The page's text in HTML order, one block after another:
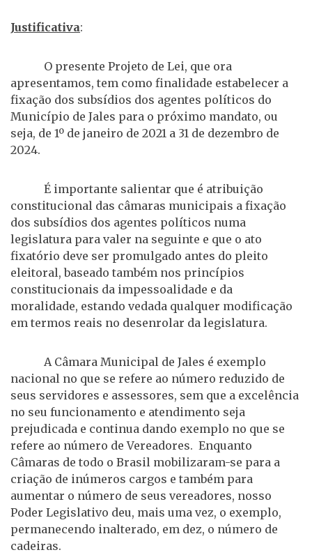
Justificativa:
O presente Projeto de Lei, que ora
apresentamos, tem como finalidade estabelecer a
fixação dos subsídios dos agentes políticos do
Município de Jales para o próximo mandato, ou
seja, de 1º de janeiro de 2021 a 31 de dezembro de
2024.
É importante salientar que é atribuição
constitucional das câmaras municipais a fixação
dos subsídios dos agentes políticos numa
legislatura para valer na seguinte e que o ato
fixatório deve ser promulgado antes do pleito
eleitoral, baseado também nos princípios
constitucionais da impessoalidade e da
moralidade, estando vedada qualquer modificação
em termos reais no desenrolar da legislatura.
A Câmara Municipal de Jales é exemplo
nacional no que se refere ao número reduzido de
seus servidores e assessores, sem que a excelência
no seu funcionamento e atendimento seja
prejudicada e continua dando exemplo no que se
refere ao número de Vereadores. Enquanto
Câmaras de todo o Brasil mobilizaram-se para a
criação de inúmeros cargos e também para
aumentar o número de seus vereadores, nosso
Poder Legislativo deu, mais uma vez, o exemplo,
permanecendo inalterado, em dez, o número de
cadeiras.